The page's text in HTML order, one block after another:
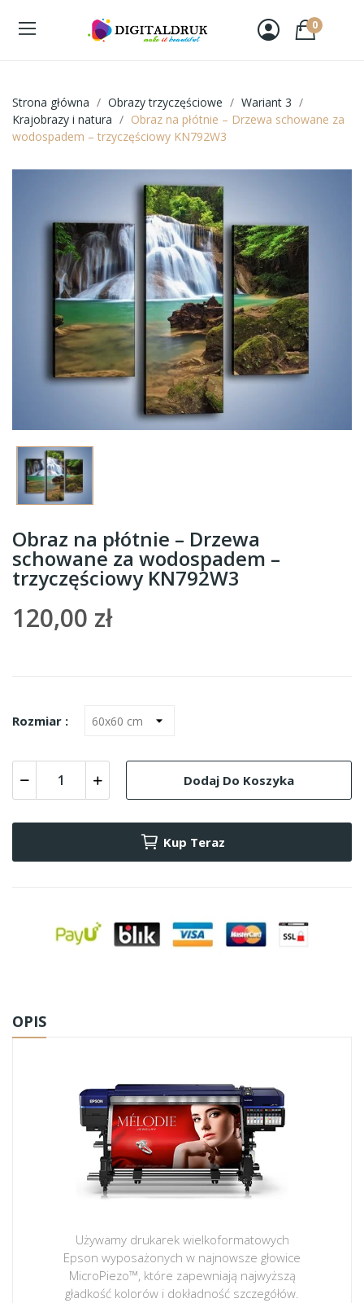
0
Strona główna Obrazy trzyczęściowe
Wariant 3
Krajobrazy i natura
Obraz na płótnie – Drzewa schowane za
wodospadem – trzyczęściowy KN792W3
Obraz na płótnie – Drzewa
schowane za wodospadem –
trzyczęściowy KN792W3
120,00 zł
Rozmiar :
Dodaj Do Koszyka
Kup Teraz
OPIS
Używamy drukarek wielkoformatowych
Epson wyposażonych w najnowsze głowice
MicroPiezo™, które zapewniają najwyższą
gładkość kolorów i dokładność szczegółów.